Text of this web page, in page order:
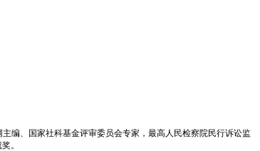
编、国家社科基金评审委员会专家，最高人民检察院民行诉讼监
。